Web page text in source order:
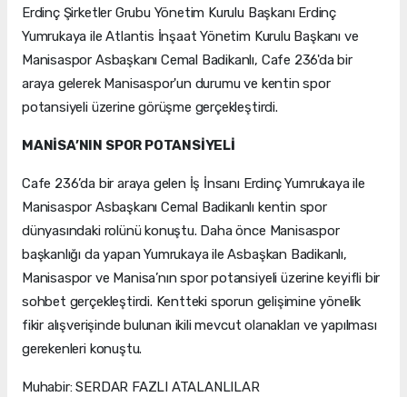
Erdinç Şirketler Grubu Yönetim Kurulu Başkanı Erdinç
Yumrukaya ile Atlantis İnşaat Yönetim Kurulu Başkanı ve
Manisaspor Asbaşkanı Cemal Badikanlı, Cafe 236'da bir
araya gelerek Manisaspor'un durumu ve kentin spor
potansiyeli üzerine görüşme gerçekleştirdi.
MANİSA’NIN SPOR POTANSİYELİ
Cafe 236’da bir araya gelen İş İnsanı Erdinç Yumrukaya ile
Manisaspor Asbaşkanı Cemal Badikanlı kentin spor
dünyasındaki rolünü konuştu. Daha önce Manisaspor
başkanlığı da yapan Yumrukaya ile Asbaşkan Badikanlı,
Manisaspor ve Manisa’nın spor potansiyeli üzerine keyifli bir
sohbet gerçekleştirdi. Kentteki sporun gelişimine yönelik
fikir alışverişinde bulunan ikili mevcut olanakları ve yapılması
gerekenleri konuştu.
Muhabir: SERDAR FAZLI ATALANLILAR